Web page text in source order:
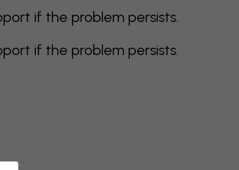
if the problem persists.
if the problem persists.